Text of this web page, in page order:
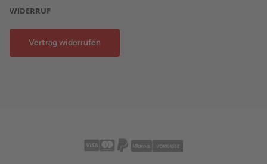
WIDERRUF
Vertrag widerrufen